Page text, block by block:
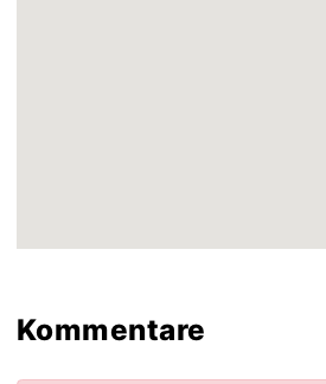
Kommentare